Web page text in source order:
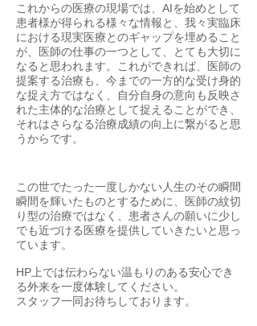
これからの医療の現場では、AIを始めとして
患者様が得られる様々な情報と、我々実臨床
における現実医療とのギャップを埋めること
が、医師の仕事の一つとして、とても大切に
なると思われます。これができれば、医師の
提案する治療も、今までの一方的な受け身的
な捉え方ではなく、自分自身の意向も反映さ
れた主体的な治療として捉えることができ、
それはさらなる治療成績の向上に繋がると思
うからです。
この世でたった一度しかない人生のその瞬間
瞬間を輝いたものとするために、医師の紋切
り型の治療ではなく、患者さんの願いに少し
でも近づける医療を提供していきたいと思っ
ています。
HP上では伝わらない温もりのある安心でき
る外来を一度体験してください。
スタッフ一同お待ちしております。